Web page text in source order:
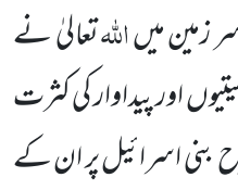
زمین میںاللہتعالیٰ نے
اور پیداوار کی کثرت
بنی اسرائیل پر ان کے